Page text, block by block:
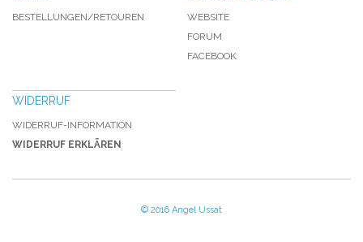
BESTELLUNGEN/RETOUREN
WEBSITE
FORUM
FACEBOOK
WIDERRUF
WIDERRUF-INFORMATION
WIDERRUF ERKLÄREN
© 2016 Angel Ussat